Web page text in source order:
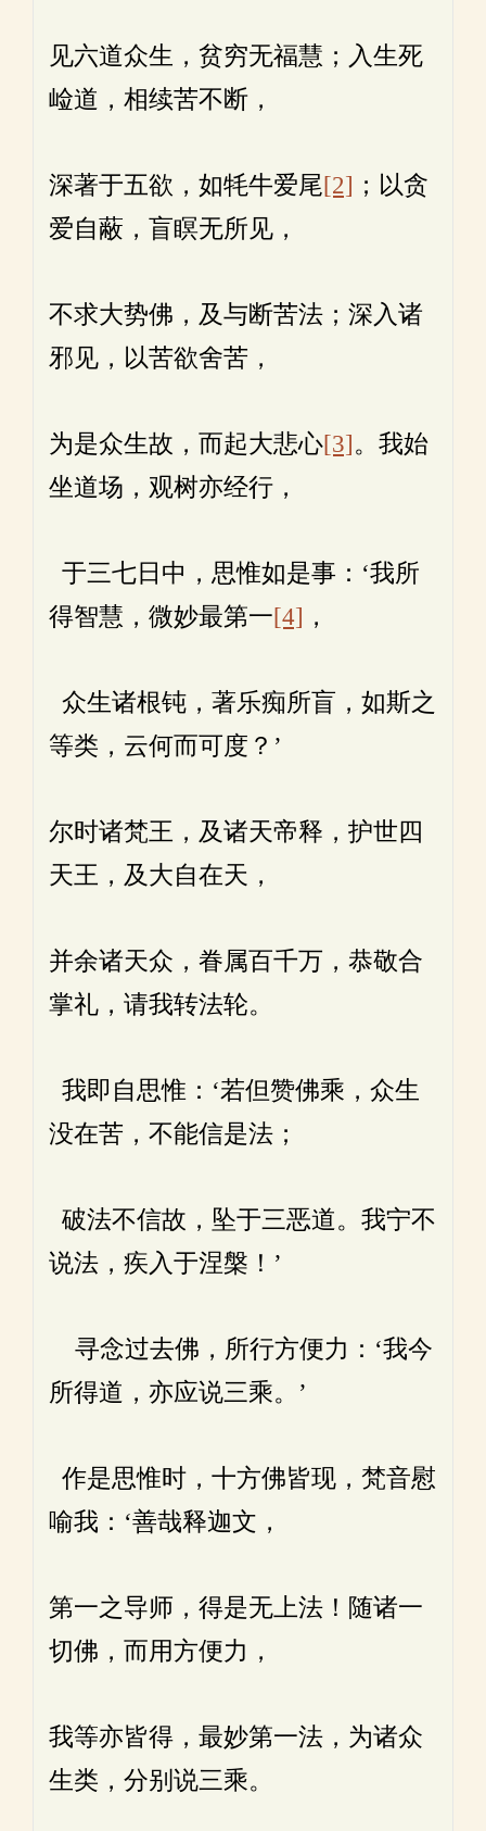
见六道众生，贫穷无福慧；入生死
崄道，相续苦不断，
深著于五欲，如牦牛爱尾[2] ；以贪
爱自蔽，盲瞑无所见，
不求大势佛，及与断苦法；深入诸
邪见，以苦欲舍苦，
为是众生故，而起大悲心[3]。我始
坐道场，观树亦经行，
于三七日中，思惟如是事：‘我所
得智慧，微妙最第一[4] ，
众生诸根钝，著乐痴所盲，如斯之
等类，云何而可度？’
尔时诸梵王，及诸天帝释，护世四
天王，及大自在天，
并余诸天众，眷属百千万，恭敬合
掌礼，请我转法轮。
我即自思惟：‘若但赞佛乘，众生
没在苦，不能信是法；
破法不信故，坠于三恶道。我宁不
说法，疾入于涅槃！’
寻念过去佛，所行方便力：‘我今
所得道，亦应说三乘。’
作是思惟时，十方佛皆现，梵音慰
喻我：‘善哉释迦文，
第一之导师，得是无上法！随诸一
切佛，而用方便力，
我等亦皆得，最妙第一法，为诸众
生类，分别说三乘。